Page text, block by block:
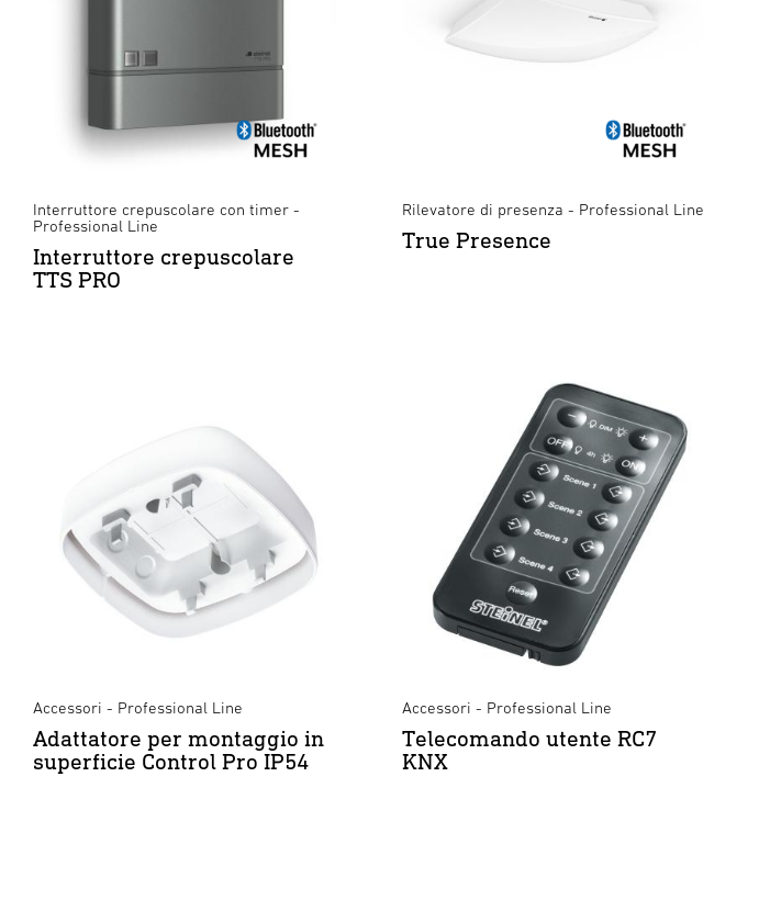
Interruttore crepuscolare con timer -
Professional Line
Interruttore crepuscolare
TTS PRO
Rilevatore di presenza - Professional Line
True Presence
Accessori - Professional Line
Adattatore per montaggio in
superficie Control Pro IP54
Accessori - Professional Line
Telecomando utente RC7
KNX